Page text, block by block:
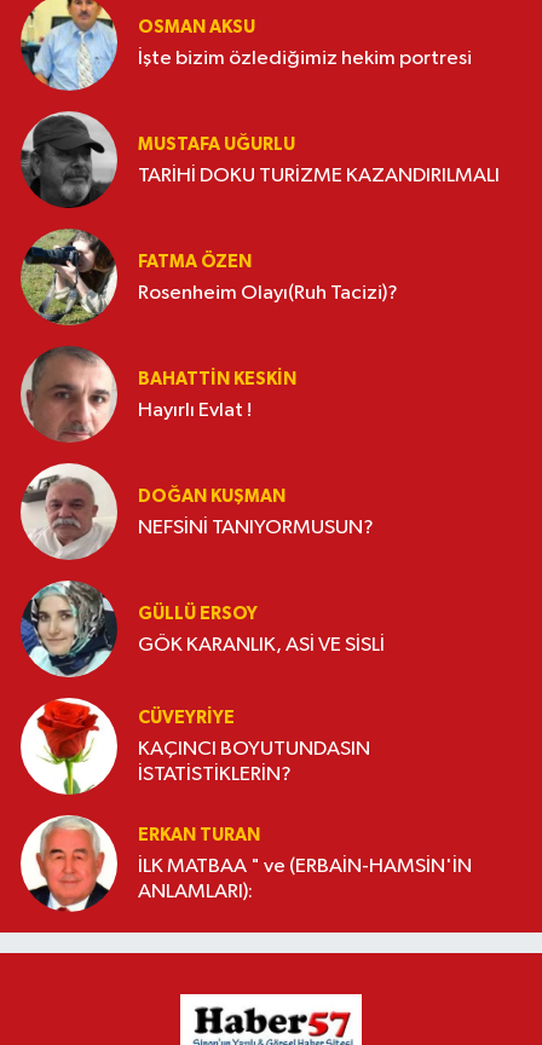
OSMAN AKSU
İşte bizim özlediğimiz hekim portresi
MUSTAFA UĞURLU
TARİHİ DOKU TURİZME KAZANDIRILMALI
FATMA ÖZEN
Rosenheim Olayı(Ruh Tacizi)?
BAHATTIN KESKİN
Hayırlı Evlat !
DOĞAN KUŞMAN
NEFSİNİ TANIYORMUSUN?
GÜLLÜ ERSOY
GÖK KARANLIK, ASİ VE SİSLİ
CÜVEYRIYE
KAÇINCI BOYUTUNDASIN
İSTATİSTİKLERİN?
ERKAN TURAN
İLK MATBAA " ve (ERBAİN-HAMSİN'İN
ANLAMLARI):